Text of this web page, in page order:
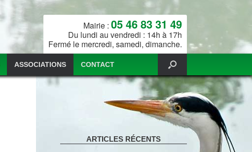
Mairie : 05 46 83 31 49
Du lundi au vendredi : 14h à 17h
Fermé le mercredi, samedi, dimanche.
ASSOCIATIONS CONTACT
ARTICLES RÉCENTS